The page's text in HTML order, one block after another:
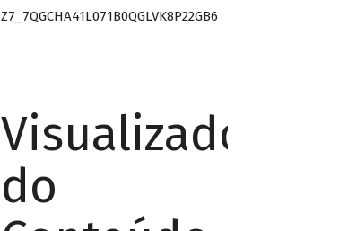
Z7_7QGCHA41L071B0QGLVK8P22GB6
Visualizador
do